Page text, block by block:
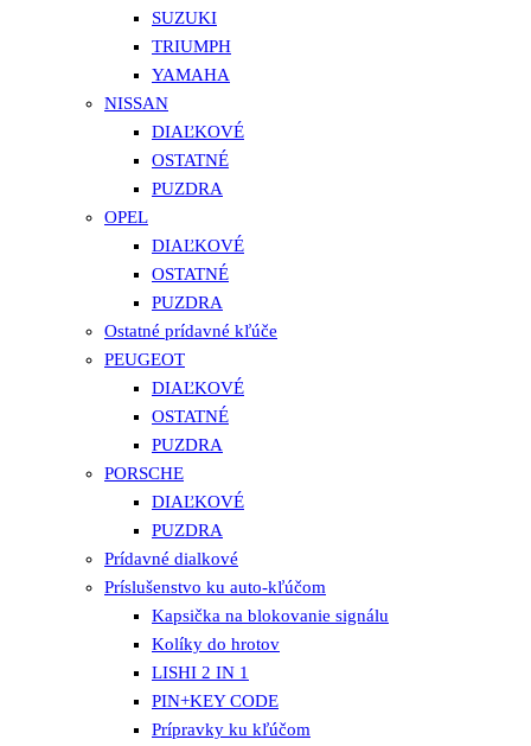
SUZUKI
TRIUMPH
YAMAHA
NISSAN
DIAĽKOVÉ
OSTATNÉ
PUZDRA
OPEL
DIAĽKOVÉ
OSTATNÉ
PUZDRA
Ostatné prídavné kľúče
PEUGEOT
DIAĽKOVÉ
OSTATNÉ
PUZDRA
PORSCHE
DIAĽKOVÉ
PUZDRA
Prídavné dialkové
Príslušenstvo ku auto-kľúčom
Kapsička na blokovanie signálu
Kolíky do hrotov
LISHI 2 IN 1
PIN+KEY CODE
Prípravky ku kľúčom